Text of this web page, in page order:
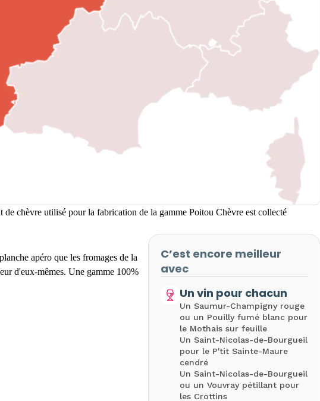
chèvre utilisé pour la fabrication de la gamme Poitou Chèvre est collecté
apéro que les fromages de la
d'eux-mêmes. Une gamme 100%
C’est encore meilleur
avec
Un vin pour chacun
Un Saumur-Champigny rouge
ou un Pouilly fumé blanc pour
le Mothais sur feuille
Un Saint-Nicolas-de-Bourgueil
pour le P'tit Sainte-Maure
cendré
Un Saint-Nicolas-de-Bourgueil
ou un Vouvray pétillant pour
les Crottins